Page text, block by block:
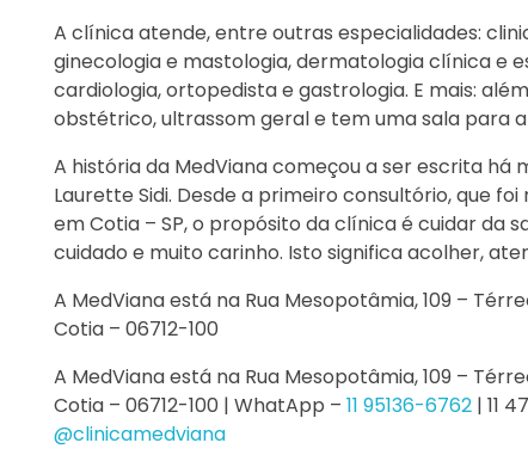
A clínica atende, entre outras especialidades:
ginecologia e mastologia, dermatologia clínica e
cardiologia, ortopedista e gastrologia. E mais:
obstétrico, ultrassom geral e tem uma sala para
A história da MedViana começou a ser escrita há
Laurette Sidi. Desde a primeiro consultório, que
em Cotia – SP, o propósito da clínica é cuidar da
cuidado e muito carinho. Isto significa acolher,
A MedViana está na Rua Mesopotâmia, 109 –
Cotia – 06712-100
A MedViana está na Rua Mesopotâmia, 109 –
Cotia – 06712-100 | WhatApp – 11 95136-6762 | 11
@clinicamedviana